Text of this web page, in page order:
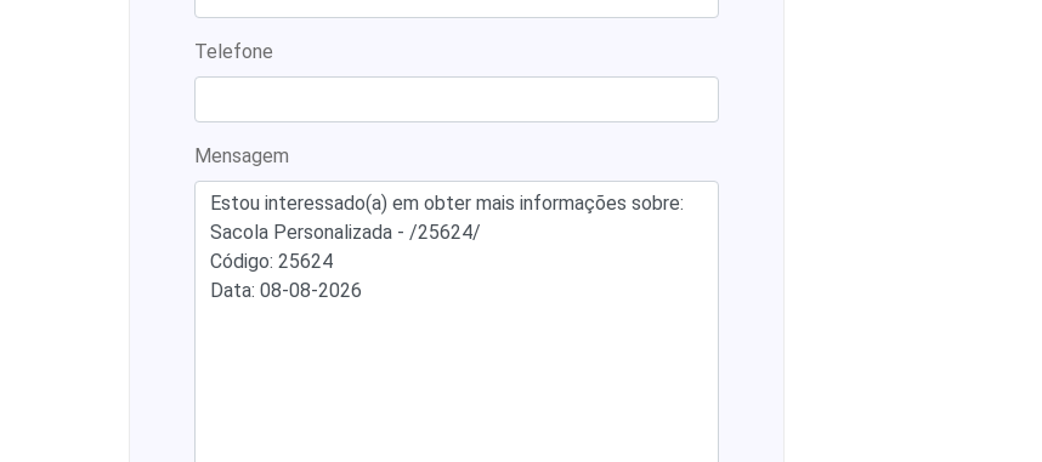
Telefone
Mensagem